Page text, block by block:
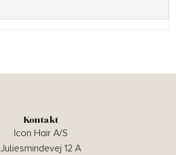
Kontakt
Icon Hair A/S
Juliesmindevej 12 A